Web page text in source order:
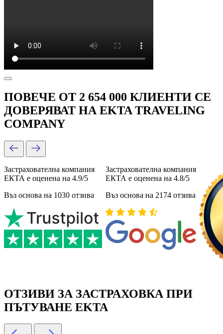
ПОВЕЧЕ ОТ 2 654 000 КЛИЕНТИ СЕ
ДОВЕРЯВАТ НА EKTA TRAVELING
COMPANY
Застрахователна компания
ЕКТА е оценена на 4.9/5
Въз основа на 1030 отзива
Застрахователна компания
ЕКТА е оценена на 4.8/5
Въз основа на 2174 отзива
ОТЗИВИ ЗА ЗАСТРАХОВКА ПРИ
ПЪТУВАНЕ EKTA